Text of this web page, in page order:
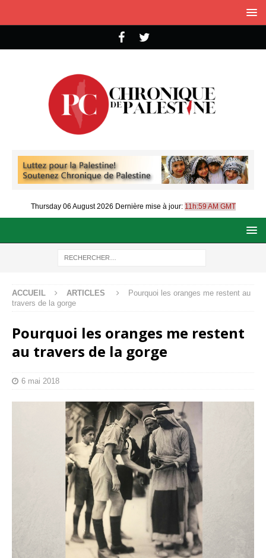
Thursday 06 August 2026 Dernière mise à jour: 11h:59 AM GMT
ACCUEIL ARTICLES
Pourquoi les oranges me restent au
travers de la gorge
Pourquoi les oranges me restent
au travers de la gorge
6 mai 2018